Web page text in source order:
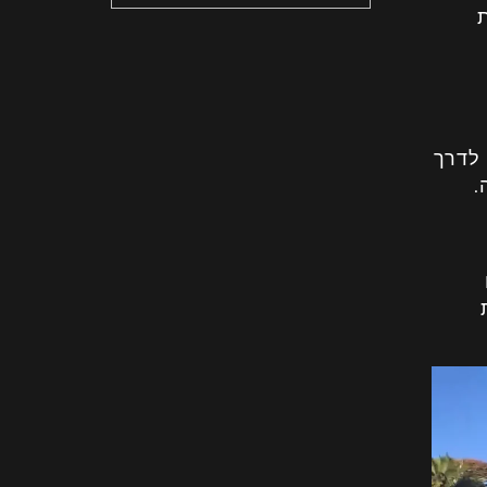
לדרך